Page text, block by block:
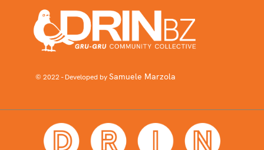
© 2022 - Developed bySamuele Marzola